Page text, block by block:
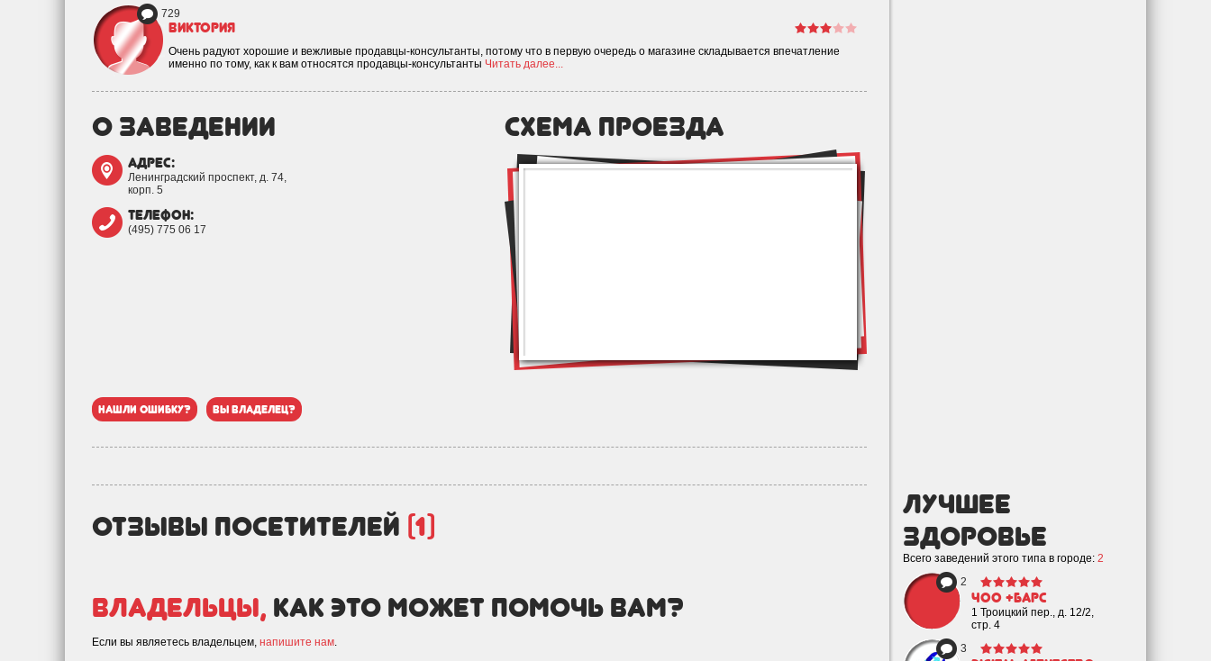
лучшее
Здоровье
Всего заведений этого типа в городе: 2
2
ЧОО +Барс
1 Троицкий пер., д. 12/2,
стр. 4
3
729
Виктория
Очень радуют хорошие и вежливые продавцы-консультанты, потому что в первую очередь о магазине складывается впечатление
именно по тому, как к вам относятся продавцы-консультанты Читать далее...
о заведении
адрес:
Ленинградский проспект, д. 74,
корп. 5
телефон:
(495) 775 06 17
схема проезда
нашли ошибку? вы владелец?
отзывы посетителей (1)
Владельцы, как это может помочь вам?
Если вы являетесь владельцем, напишите нам.